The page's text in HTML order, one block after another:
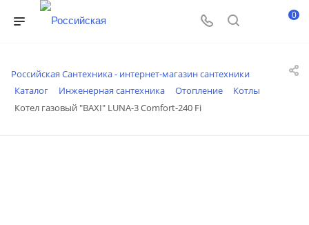
0
Российская Сантехника - интернет-магазин сантехники
Каталог
Инженерная сантехника Отопление
Котлы
Котел газовый "BAXI" LUNA-3 Comfort-240 Fi